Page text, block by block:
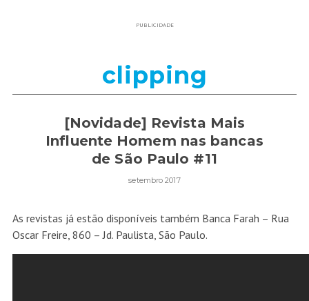
PUBLICIDADE
clipping
[Novidade] Revista Mais
Influente Homem nas bancas
de São Paulo #11
setembro 2017
As revistas já estão disponíveis também Banca Farah – Rua
Oscar Freire, 860 – Jd. Paulista, São Paulo.